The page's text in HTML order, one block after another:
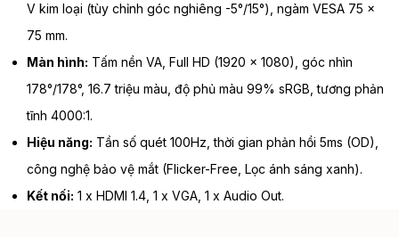
V kim loại (tùy chỉnh góc nghiêng -5°/15°), ngàm VESA 75 x
75 mm.
Màn hình: Tấm nền VA, Full HD (1920 x 1080), góc nhìn
178°/178°, 16.7 triệu màu, độ phủ màu 99% sRGB, tương phản
tĩnh 4000:1.
Hiệu năng: Tần số quét 100Hz, thời gian phản hồi 5ms (OD),
công nghệ bảo vệ mắt (Flicker-Free, Lọc ánh sáng xanh).
Kết nối: 1 x HDMI 1.4, 1 x VGA, 1 x Audio Out.